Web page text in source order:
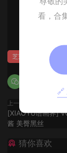
芝芝Booty
上一篇
[XIAOYU语画界]
酱 美臀黑丝
猜你喜欢
看，合
🔗